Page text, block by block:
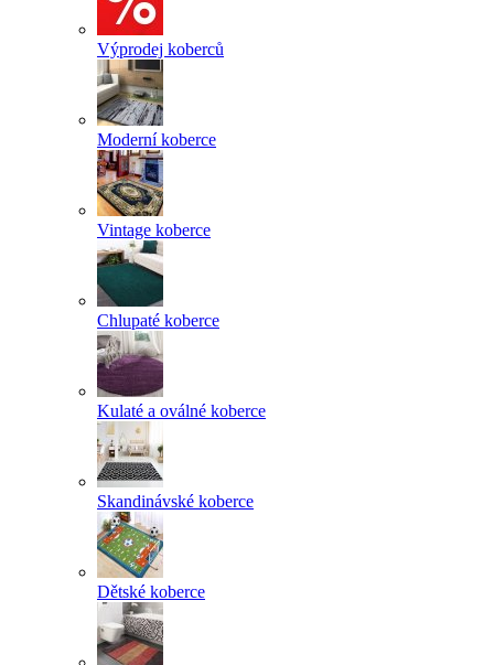
Výprodej koberců
Moderní koberce
Vintage koberce
Chlupaté koberce
Kulaté a oválné koberce
Skandinávské koberce
Dětské koberce